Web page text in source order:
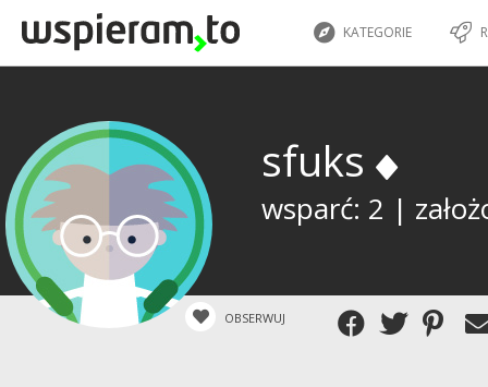
KATEGORIE
sfuks
wsparć: 2 |
OBSERWUJ